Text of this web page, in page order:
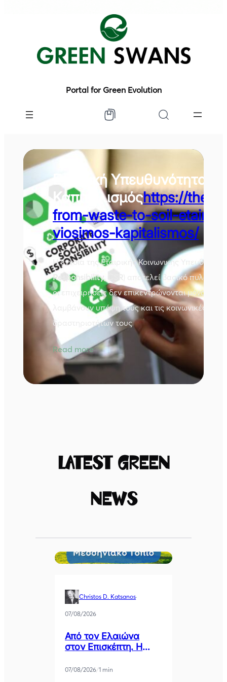
Portal for Green Evolution
Εταιρική Υπευθυνότητα
Καπιταλισμόςhttps://
from-waste-to-soil-
viosimos-kapitalismos/
Η έννοια της Εταιρικής Κοινωνικής
Responsibility, CSR
) αποτελεί βασικό πυλώνα
οι επιχειρήσεις δεν επικεντρώνονται μόνο
λαμβάνουν υπόψη τους και τις κοινωνικές και
δραστηριοτήτων τους
Read more
Latest Green
News
Christos D. Katsanos·
07/08/2026
Από τον Ελαιώνα
στον Επισκέπτη. Η
Κλειδί για το Μέλλον
07/08/2026/1 min